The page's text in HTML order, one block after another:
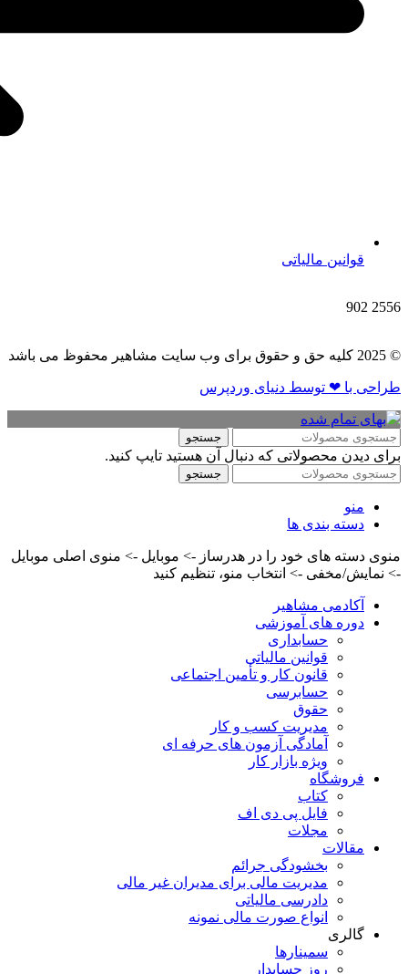
قوانین مالیاتی
2556
902
© 2025 کلیه حق و حقوق برای وب سایت مشاهیر محفوظ می باشد
طراحی با ❤ توسط​ دنیای وردپرس
جستجو
برای دیدن محصولاتی که دنبال آن هستید تایپ کنید.
جستجو
منو
دسته بندی ها
منوی دسته های خود را در هدرساز -> موبایل -> منوی اصلی موبایل
-> نمایش/مخفی -> انتخاب منو، تنظیم کنید
آکادمی مشاهیر
دوره های آموزشی
حسابداری
قوانین مالیاتی
قانون کار و تأمین اجتماعی
حسابرسی
حقوق
مدیریت کسب و کار
آمادگی آزمون های حرفه ای
ویژه بازار کار
فروشگاه
کتاب
فایل پی دی اف
مجلات
مقالات
بخشودگی جرائم
مدیریت مالی برای مدیران غیر مالی
دادرسی مالیاتی
انواع صورت مالی نمونه
گالری
سمینارها
روز حسابدار